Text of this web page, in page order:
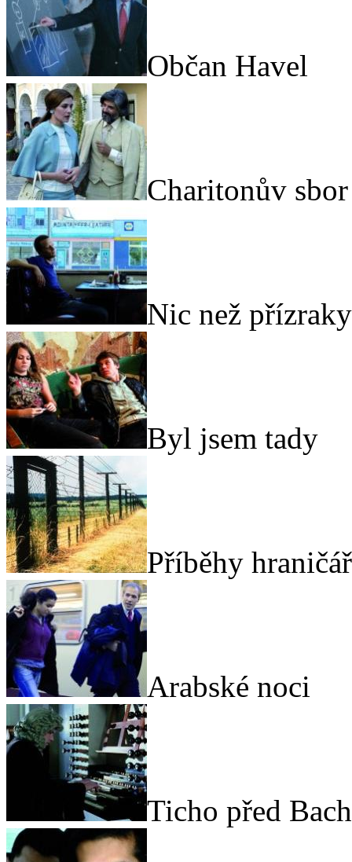
Občan Havel
Charitonův sbor
Nic než přízraky
Byl jsem tady
Příběhy
Arabské noci
Ticho před